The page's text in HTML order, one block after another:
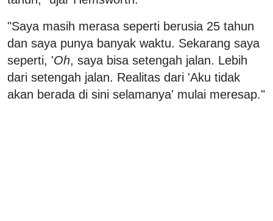
"Saya masih merasa seperti berusia 25 tahun
dan saya punya banyak waktu. Sekarang saya
seperti, 'Oh, saya bisa setengah jalan. Lebih
dari setengah jalan. Realitas dari 'Aku tidak
akan berada di sini selamanya' mulai meresap."